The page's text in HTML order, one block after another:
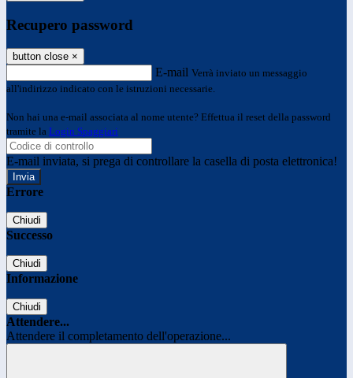
Recupero password
button close ×
E-mail Verrà inviato un messaggio
all'indirizzo indicato con le istruzioni necessarie.
Non hai una e-mail associata al nome utente? Effettua il reset della password
tramite la Login Spaggiari
E-mail inviata, si prega di controllare la casella di posta elettronica!
Errore
Chiudi
Successo
Chiudi
Informazione
Chiudi
Attendere...
Attendere il completamento dell'operazione...